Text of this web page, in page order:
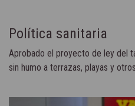
Política sanitaria
Aprobado el proyecto de ley del
sin humo a terrazas, playas y